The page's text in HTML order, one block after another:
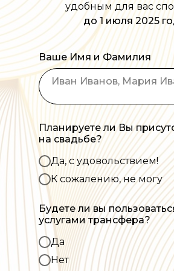
удобным для вас
до 1 июля 2025
Ваше Имя и Фамилия
Планируете ли Вы
на свадьбе?
Да, с удовольствием!
К сожалению, не могу
Будете ли вы
услугами трансфера?
Да
Нет